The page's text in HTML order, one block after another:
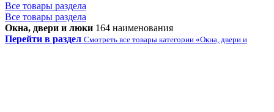
Все товары раздела
Все товары раздела
Окна, двери и люки 164 наименования
Перейти в раздел Смотреть все товары категории «Окна, двери и